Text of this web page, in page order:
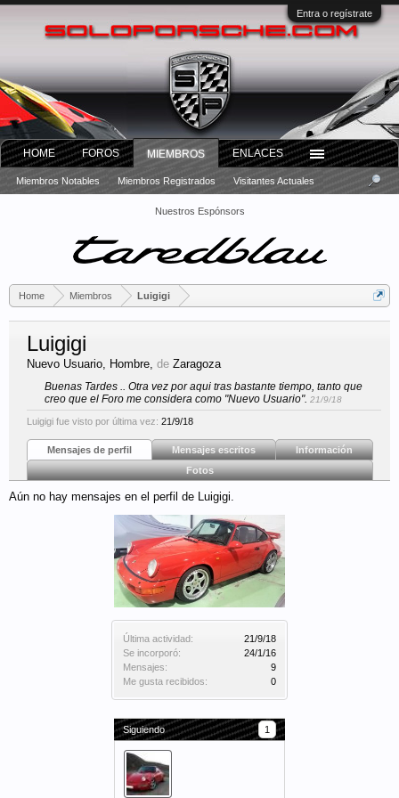
Entra o regístrate
Nuestros Espónsors
Home Miembros Luigigi
Última actividad:
21/9/18
Se incorporó:
24/1/16
Mensajes:
9
Me gusta recibidos:
0
Siguiendo 1
Luigigi
Nuevo Usuario, Hombre, de Zaragoza
Buenas Tardes .. Otra vez por aqui tras bastante tiempo, tanto que
creo que el Foro me considera como "Nuevo Usuario". 21/9/18
Luigigi fue visto por última vez: 21/9/18
Mensajes de perfil Mensajes escritos
Información
Fotos
Aún no hay mensajes en el perfil de Luigigi.
HOME FOROS MIEMBROS
Miembros Notables Miembros Registrados Visitantes Actuales
ENLACES